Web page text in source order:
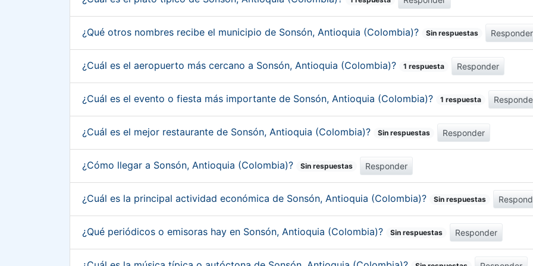
¿Qué otros nombres recibe el municipio de Sonsón, Antioquia (Colombia)? Sin respuestas Responder
¿Cuál es el aeropuerto más cercano a Sonsón, Antioquia (Colombia)? 1 respuesta Responder
¿Cuál es el evento o fiesta más importante de Sonsón, Antioquia (Colombia)? 1 respuesta
¿Cuál es el mejor restaurante de Sonsón, Antioquia (Colombia)? Sin respuestas Responder
¿Cómo llegar a Sonsón, Antioquia (Colombia)? Sin respuestas Responder
¿Cuál es la principal actividad económica de Sonsón, Antioquia (Colombia)? Sin respuestas
¿Qué periódicos o emisoras hay en Sonsón, Antioquia (Colombia)? Sin respuestas Responder